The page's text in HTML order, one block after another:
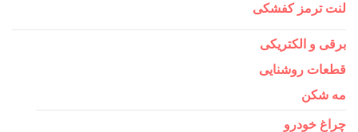
لنت ترمز کفشکی
برقی و الکتریکی
قطعات روشنایی
مه شکن
چراغ خودرو